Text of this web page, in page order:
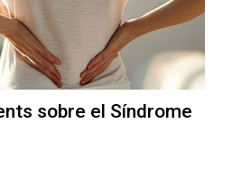
sobre el Síndrome